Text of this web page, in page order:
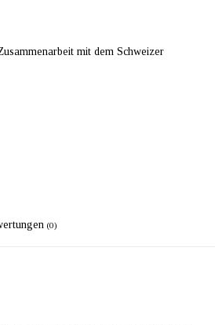
mit dem Schweizer
(0)